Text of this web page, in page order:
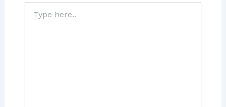
here..